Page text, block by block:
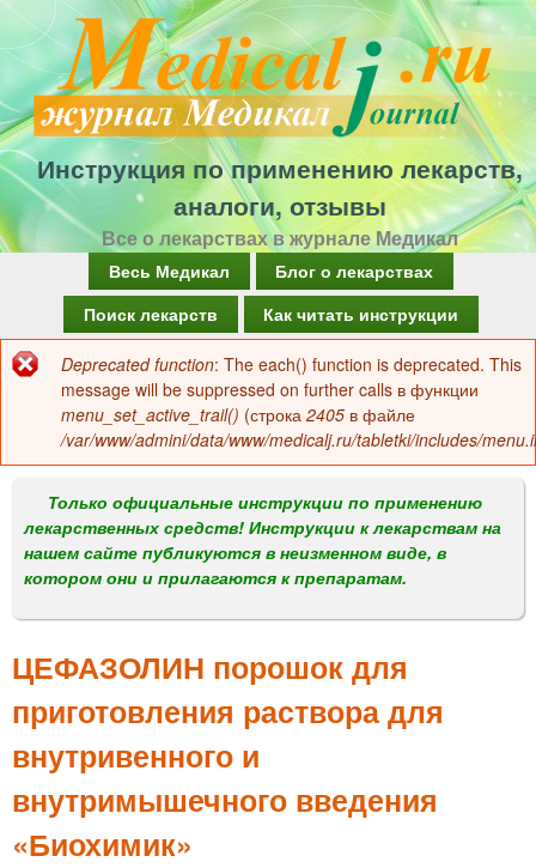
Перейти
к
основному
содержанию
Инструкция по применению лекарств,
аналоги, отзывы
Все о лекарствах в журнале Медикал
а
в
о
м
е
н
Весь Медикал
Блог о лекарствах
Поиск лекарств
Как читать инструкции
Сообщение
об
ошибке
Deprecated function: The each() function is deprecated. This
message will be suppressed on further calls в функции
menu_set_active_trail() (строка 2405 в файле
/var/www/admini/data/www/medicalj.ru/tabletki/includes/
Только официальные инструкции по применению
лекарственных средств! Инструкции к лекарствам на
нашем сайте публикуются в неизменном виде, в
котором они и прилагаются к препаратам.
ЦЕФАЗОЛИН порошок для
приготовления раствора для
внутривенного и
внутримышечного введения
«Биохимик»